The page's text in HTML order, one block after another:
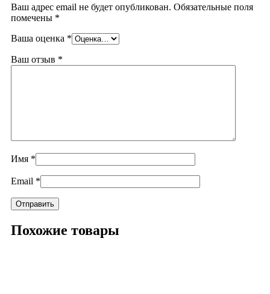
Ваш адрес email не будет опубликован. Обязательные поля
помечены *
Ваша оценка *
Ваш отзыв *
Имя *
Email *
Похожие товары